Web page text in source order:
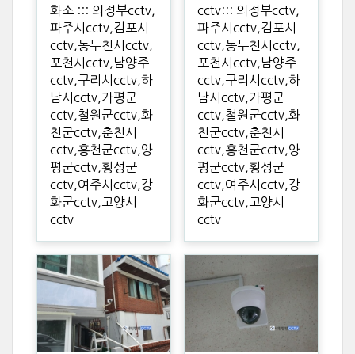
화소 ::: 의정부cctv,
파주시cctv,김포시
cctv,동두천시cctv,
포천시cctv,남양주
cctv,구리시cctv,하
남시cctv,가평군
cctv,철원군cctv,화
천군cctv,춘천시
cctv,홍천군cctv,양
평군cctv,횡성군
cctv,여주시cctv,강
화군cctv,고양시
cctv
cctv::: 의정부cctv,
파주시cctv,김포시
cctv,동두천시cctv,
포천시cctv,남양주
cctv,구리시cctv,하
남시cctv,가평군
cctv,철원군cctv,화
천군cctv,춘천시
cctv,홍천군cctv,양
평군cctv,횡성군
cctv,여주시cctv,강
화군cctv,고양시
cctv